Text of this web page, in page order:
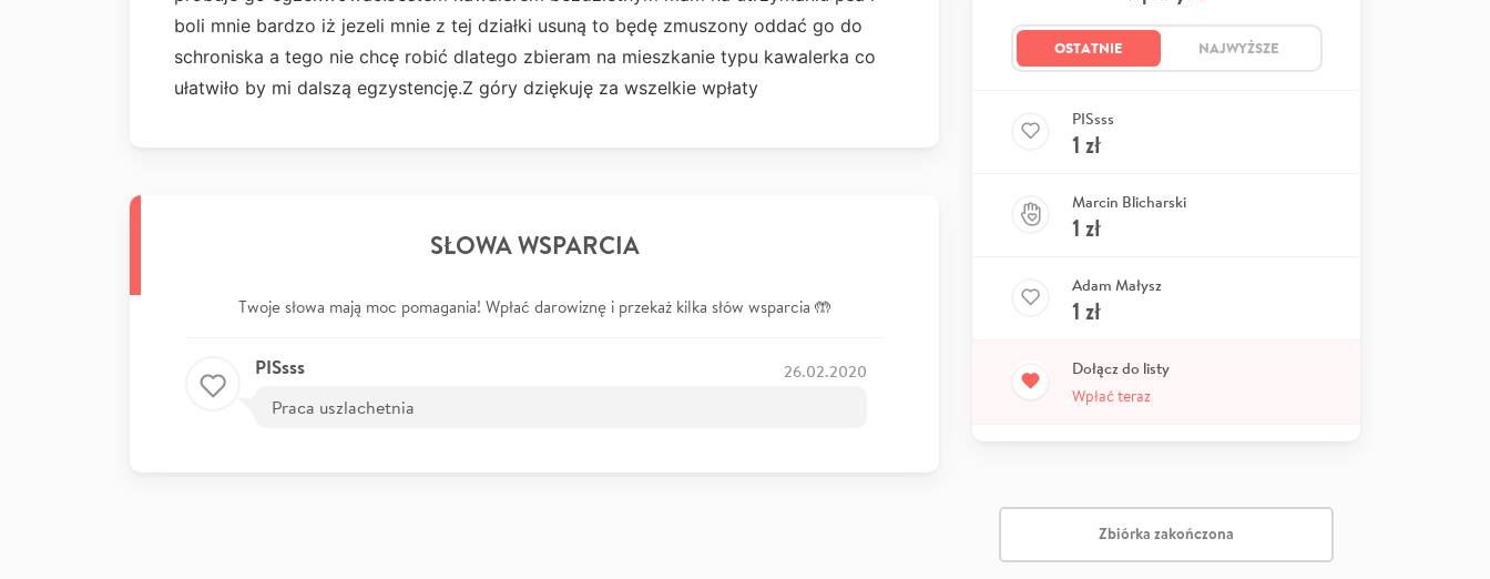
boli mnie bardzo iż jezeli mnie z tej działki usuną to będę zmuszony oddać go do
schroniska a tego nie chcę robić dlatego zbieram na mieszkanie typu kawalerka co
ułatwiło by mi dalszą egzystencję.Z góry dziękuję za wszelkie wpłaty
SŁOWA WSPARCIA
Twoje słowa mają moc pomagania! Wpłać darowiznę i przekaż kilka słów wsparcia 🤲
PISsss 26.02.2020
Praca uszlachetnia
OSTATNIE NAJWYŻSZE
PISsss
1 zł
Marcin Blicharski
1 zł
Adam Małysz
1 zł
Dołącz do listy
Wpłać teraz
Zbiórka zakończona